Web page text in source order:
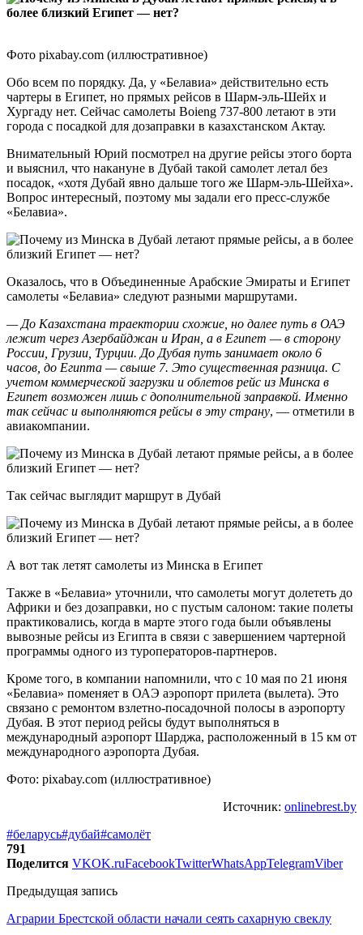
Фото pixabay.com (иллюстративное)
Обо всем по порядку. Да, у «Белавиа» действительно есть
чартеры в Египет, но прямых рейсов в Шарм-эль-Шейх и
Хургаду нет. Сейчас самолеты Boieng 737-800 летают в эти
города с посадкой для дозаправки в казахстанском Актау.
Внимательный Юрий посмотрел на другие рейсы этого борта
и выяснил, что накануне в Дубай такой самолет летал без
посадок, «хотя Дубай явно дальше того же Шарм-эль-Шейха».
Вопрос интересный, поэтому мы задали его пресс-службе
«Белавиа».
Оказалось, что в Объединенные Арабские Эмираты и Египет
самолеты «Белавиа» следуют разными маршрутами.
— До Казахстана траектории схожие, но далее путь в ОАЭ
лежит через Азербайджан и Иран, а в Египет — в сторону
России, Грузии, Турции. До Дубая путь занимает около 6
часов, до Египта — свыше 7. Это существенная разница. С
учетом коммерческой загрузки и облетов рейс из Минска в
Египет возможен лишь с дополнительной заправкой. Именно
так сейчас и выполняются рейсы в эту страну, — отметили в
авиакомпании.
Так сейчас выглядит маршрут в Дубай
А вот так летят самолеты из Минска в Египет
Также в «Белавиа» уточнили, что самолеты могут долететь до
Африки и без дозаправки, но с пустым салоном: такие полеты
практиковались, когда в марте этого года были объявлены
вывозные рейсы из Египта в связи с завершением чартерной
программы одного из туроператоров-партнеров.
Кроме того, в компании напомнили, что с 10 мая по 21 июня
«Белавиа» поменяет в ОАЭ аэропорт прилета (вылета). Это
связано с ремонтом взлетно-посадочной полосы в аэропорту
Дубая. В этот период рейсы будут выполняться в
международный аэропорт Шарджа, расположенный в 15 км от
международного аэропорта Дубая.
Фото: pixabay.com (иллюстративное)
Источник: onlinebrest.by
#беларусь#дубай#самолёт
791
Поделится VKOK.ruFacebookTwitterWhatsAppTelegramViber
Предыдущая запись
Аграрии Брестской области начали сеять сахарную свеклу